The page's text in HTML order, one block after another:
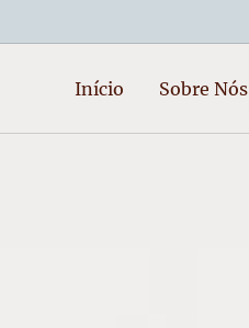
Início Sobre Nós